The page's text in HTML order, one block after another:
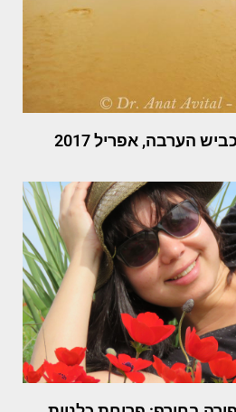
הערבה, אפריל 2017